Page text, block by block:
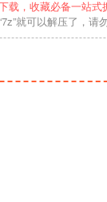
载，收藏必备一站式
就可以解压了，请